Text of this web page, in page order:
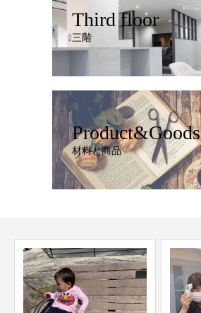
Third floor
三階
Product&Goods
材料と商品